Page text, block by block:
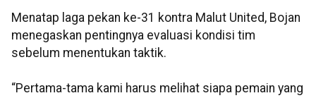
Menatap laga pekan ke-31 kontra Malut United, Bojan
menegaskan pentingnya evaluasi kondisi tim
sebelum menentukan taktik.
“Pertama-tama kami harus melihat siapa pemain yang